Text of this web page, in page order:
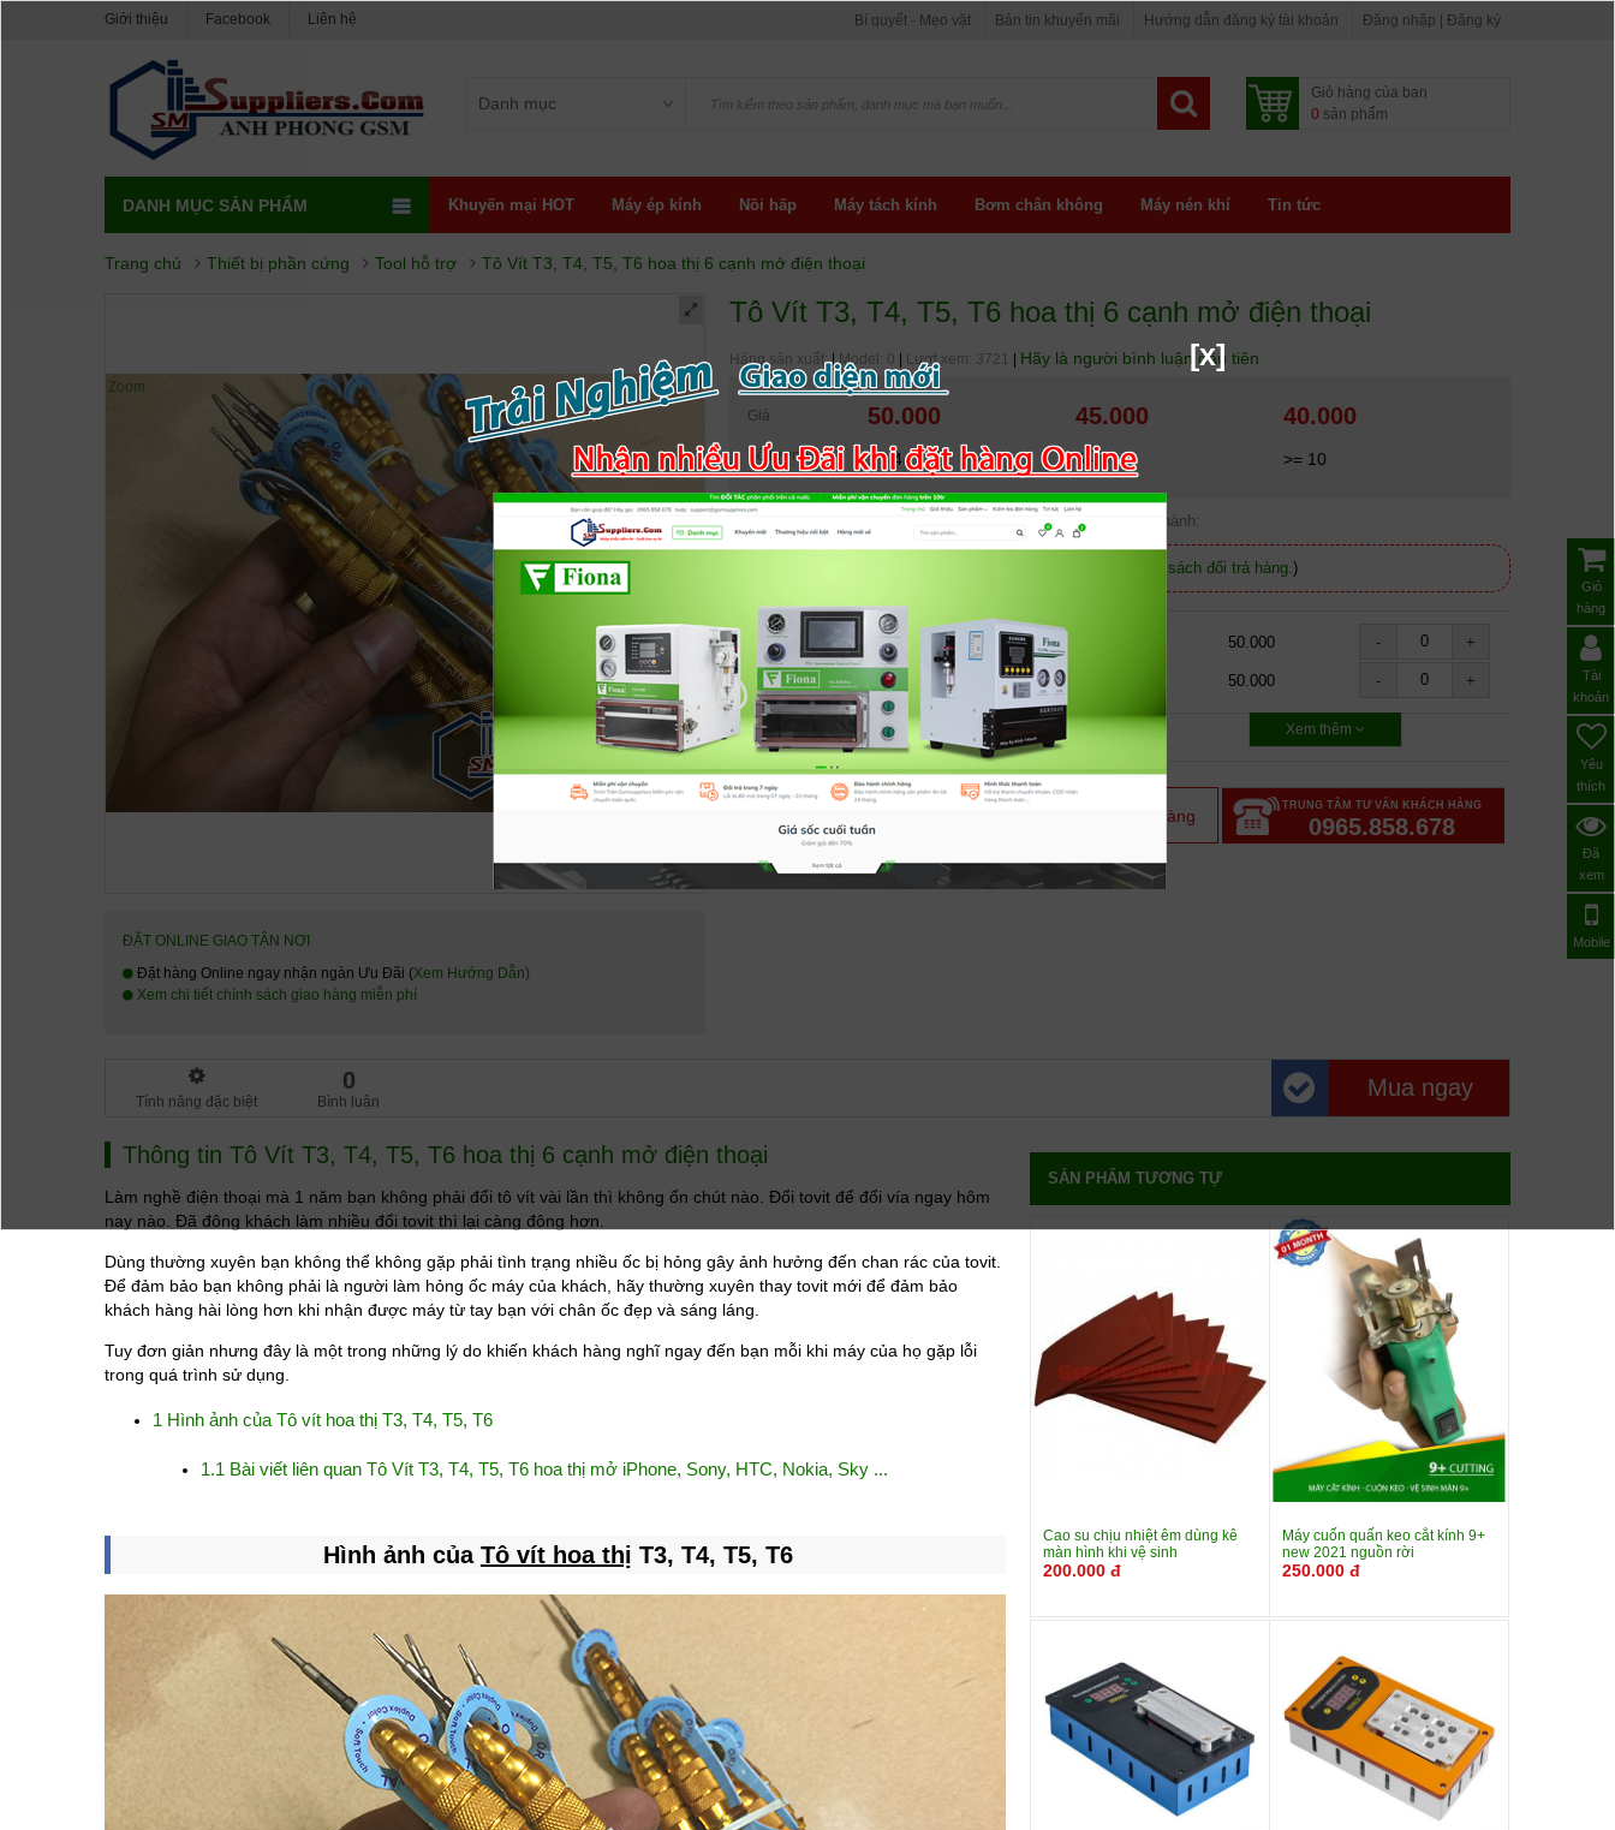
[x]
Bí quyết - Mẹo vặt Bản tin khuyến mãi Hướng dẫn đăng ký tài khoản Đăng nhập | Đăng ký
Giới thiệu Facebook Liên hệ
Giỏ hàng của bạn
0 sản phẩm
Danh mục
DANH MỤC SẢN PHẨM Khuyến mại HOT Máy ép kính Nồi hấp Máy tách kính Bơm chân không Máy nén khí Tin tức
Trang chủ Thiết bị phần cứng Tool hỗ trợ Tô Vít T3, T4, T5, T6 hoa thị 6 cạnh mở điện thoại
Zoom
ĐẶT ONLINE GIAO TẬN NƠI
Đặt hàng Online ngay nhận ngàn Ưu Đãi (Xem Hướng Dẫn)
Xem chi tiết chính sách giao hàng miễn phí
Tô Vít T3, T4, T5, T6 hoa thị 6 cạnh mở điện thoại
Hãng sản xuất:|Model: 0 | Lượt xem: 3721 | Hãy là người bình luận đầu tiên
Giá
Số lượng
50.000
1 - 4
45.000
5 - 9
40.000
>= 10
Bảo hành:
Xem chính sách đổi trả hàng. )
Lựa chọn T3 50.000 - +
T4 50.000 - +
Xem thêm
Thêm vào giỏ hàng
TRUNG TÂM TƯ VẤN KHÁCH HÀNG
0965.858.678
Tính năng đặc biệt
0
Bình luận
Mua ngay
Thông tin Tô Vít T3, T4, T5, T6 hoa thị 6 cạnh mở điện thoại
Làm nghề điện thoại mà 1 năm bạn không phải đổi tô vít vài lần thì không ổn chút nào. Đổi tovit để đổi vía ngay hôm
nay nào. Đã đông khách làm nhiều đổi tovit thì lại càng đông hơn.
Dùng thường xuyên bạn không thể không gặp phải tình trạng nhiều ốc bị hỏng gây ảnh hưởng đến chan rác của tovit.
Để đảm bảo bạn không phải là người làm hỏng ốc máy của khách, hãy thường xuyên thay tovit mới để đảm bảo
khách hàng hài lòng hơn khi nhận được máy từ tay bạn với chân ốc đẹp và sáng láng.
Tuy đơn giản nhưng đây là một trong những lý do khiến khách hàng nghĩ ngay đến bạn mỗi khi máy của họ gặp lỗi
trong quá trình sử dụng.
1 Hình ảnh của Tô vít hoa thị T3, T4, T5, T6
1.1 Bài viết liên quan Tô Vít T3, T4, T5, T6 hoa thị mở iPhone, Sony, HTC, Nokia, Sky ...
Hình ảnh của Tô vít hoa thị T3, T4, T5, T6
SẢN PHẨM TƯƠNG TỰ
Xem chi
Cao su chịu nhiệt êm dùng kê
màn hình khi vệ sinh
200.000 đ Xem chi
Máy cuốn quấn keo cắt kính 9+
new 2021 nguồn rời
250.000 đ
Giỏ
hàng
Tài
khoản
Yêu
thích
Đã
xem
Mobile